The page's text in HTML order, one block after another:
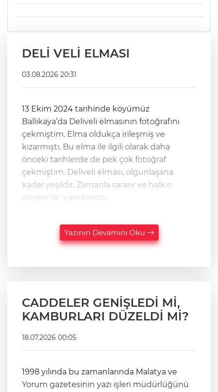
DELİ VELİ ELMASI
03.08.2026 20:31
13 Ekim 2024 tarihinde köyümüz
Ballıkaya’da Deliveli elmasının fotoğrafını
çekmiştim. Elma oldukça irileşmiş ve
kızarmıştı. Bu elma ile ilgili olarak daha
önceki tarihlerde de pek çok fotoğraf
çekmiştim. Deliveli elması, olgunlaşana
kadar yeşildir. Zamanla sararır ve halkın
deyimi ile ‘yanı kırmızı
Yazının Devamını Oku
CADDELER GENİŞLEDİ Mİ,
KAMBURLARI DÜZELDİ Mİ?
18.07.2026 00:05
1998 yılında bu zamanlarında Malatya ve
Yorum gazetesinin yazı işleri müdürlüğünü